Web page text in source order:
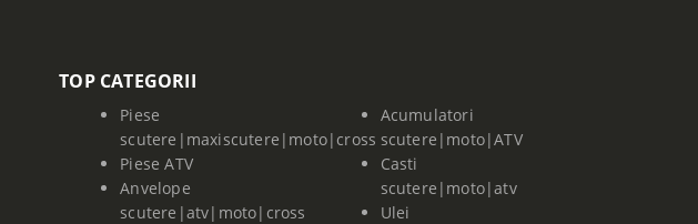
TOP CATEGORII
Piese
scutere|maxiscutere|moto|cross
Piese ATV
Anvelope
scutere|atv|moto|cross
Acumulatori
scutere|moto|ATV
Casti
scutere|moto|atv
Ulei